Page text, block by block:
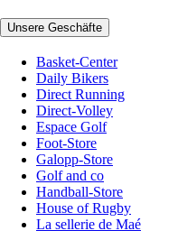
Unsere Geschäfte
Basket-Center
Daily Bikers
Direct Running
Direct-Volley
Espace Golf
Foot-Store
Galopp-Store
Golf and co
Handball-Store
House of Rugby
La sellerie de Maé